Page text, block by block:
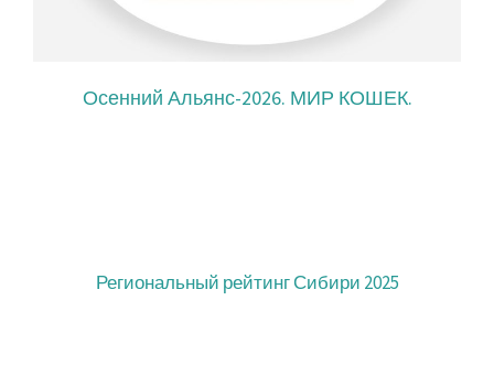
Осенний Альянс-2026. МИР КОШЕК.
Региональный рейтинг Сибири 2025